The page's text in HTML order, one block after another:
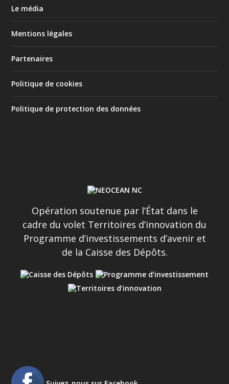
Le média
Mentions légales
Partenaires
Politique de cookies
Politique de protection des données
Opération soutenue par l’État dans le
cadre du volet Territoires d’innovation du
Programme d’investissements d’avenir et
de la Caisse des Dépôts.